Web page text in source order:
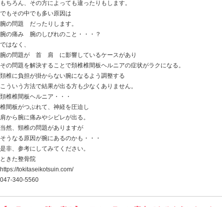
動きにフリクションが掛からなくなり、
思ったように動けるようになり、
ケガをするリスクはかなり減ってくる。
アスリートとしてしっかりと軸が取れるようなら、
パフォーマンスも上がってきますし、疲労も抜けやすく
では、
体の軸を整える って、どうすればいいの？
そんな施術もご用意してます。
大事な試合前になると、ケガをする・・・
この問題の解決策も近く書きますね。
ときた整骨院
https://tokitaseikotsuin.com/